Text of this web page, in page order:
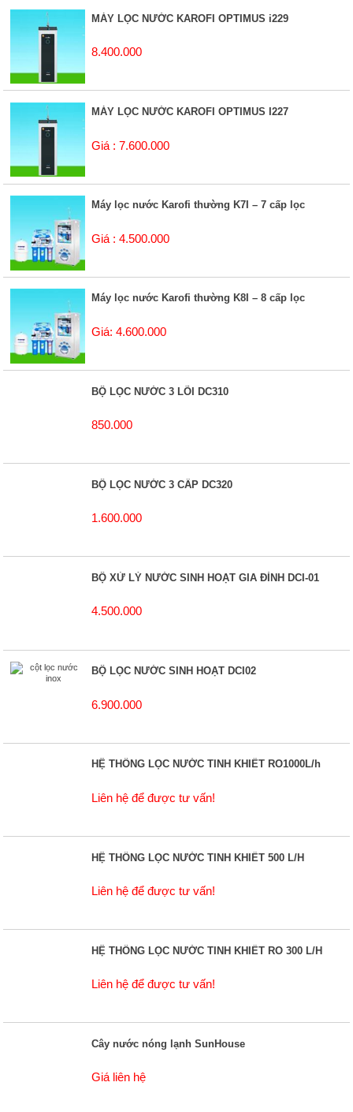
MÁY LỌC NƯỚC KAROFI OPTIMUS i229
8.400.000
MÁY LỌC NƯỚC KAROFI OPTIMUS I227
Giá : 7.600.000
Máy lọc nước Karofi thường K7I – 7 cấp lọc
Giá : 4.500.000
Máy lọc nước Karofi thường K8I – 8 cấp lọc
Giá: 4.600.000
BỘ LỌC NƯỚC 3 LÕI DC310
850.000
BỘ LỌC NƯỚC 3 CẤP DC320
1.600.000
BỘ XỬ LÝ NƯỚC SINH HOẠT GIA ĐÌNH DCI-01
4.500.000
BỘ LỌC NƯỚC SINH HOẠT DCI02
6.900.000
HỆ THỐNG LỌC NƯỚC TINH KHIẾT RO1000L/h
Liên hệ để được tư vấn!
HỆ THỐNG LỌC NƯỚC TINH KHIẾT 500 L/H
Liên hệ để được tư vấn!
HỆ THỐNG LỌC NƯỚC TINH KHIẾT RO 300 L/H
Liên hệ để được tư vấn!
Cây nước nóng lạnh SunHouse
Giá liên hệ